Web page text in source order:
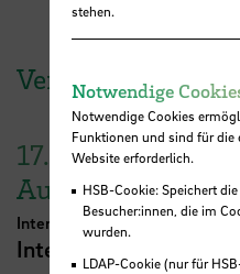
Veranstaltungen
17.
August
International Week Computer
International
stehen.
Notwendige
Notwendige Cookies
Funktionen und sind für
Website erforderlich.
HSB-Cookie: Speichert
Besucher:innen, die im
wurden.
LDAP-Cookie (nur für